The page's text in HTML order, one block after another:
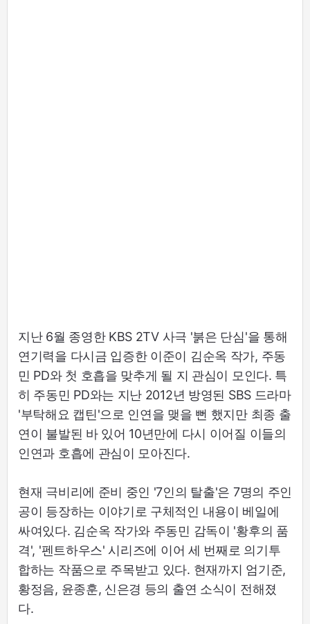
지난 6월 종영한 KBS 2TV 사극 '붉은 단심'을 통해
연기력을 다시금 입증한 이준이 김순옥 작가, 주동
민 PD와 첫 호흡을 맞추게 될 지 관심이 모인다. 특
히 주동민 PD와는 지난 2012년 방영된 SBS 드라마
'부탁해요 캡틴'으로 인연을 맺을 뻔 했지만 최종 출
연이 불발된 바 있어 10년만에 다시 이어질 이들의
인연과 호흡에 관심이 모아진다.
현재 극비리에 준비 중인 '7인의 탈출'은 7명의 주인
공이 등장하는 이야기로 구체적인 내용이 베일에
싸여있다. 김순옥 작가와 주동민 감독이 '황후의 품
격', '펜트하우스' 시리즈에 이어 세 번째로 의기투
합하는 작품으로 주목받고 있다. 현재까지 엄기준,
황정음, 윤종훈, 신은경 등의 출연 소식이 전해졌
다.